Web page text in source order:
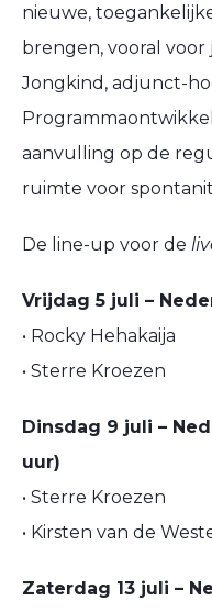
nieuwe,
brengen, vooral voor
Jongkind, adjunct-
aanvulling op de
ruimte voor
De line-up voor de
Vrijdag 5 juli –
• Rocky Hehakaija
• Sterre Kroezen
Dinsdag 9 juli –
uur)
• Sterre Kroezen
• Kirsten van de
Zaterdag 13 juli –